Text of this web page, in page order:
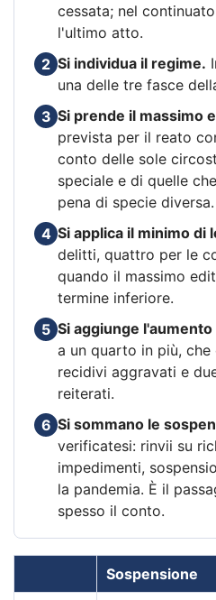
cessata; nel
l'ultimo atto.
2 Si individua il regime.
una delle tre fasce
3 Si prende il massimo
prevista per il reato
conto delle sole
speciale e di quelle
pena di specie diversa.
4 Si applica il minimo di
delitti, quattro per le
quando il massimo
termine inferiore.
5 Si aggiunge
a un quarto in più,
recidivi aggravati e
reiterati.
6 Si sommano le
verificatesi: rinvii su
impedimenti,
la pandemia. È il
spesso il conto.
Sospensione